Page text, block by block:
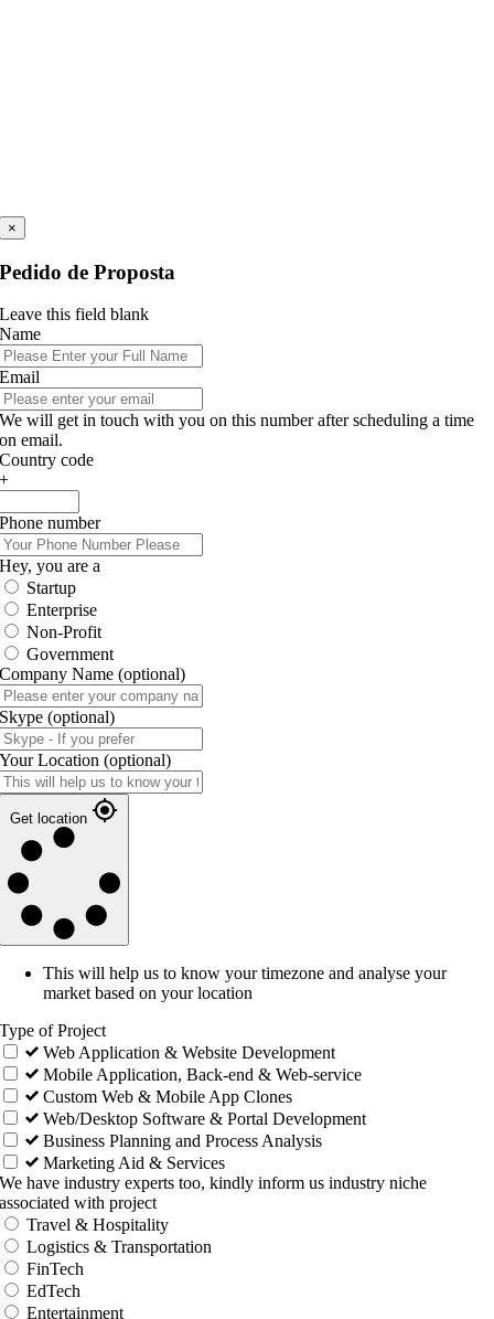
×
Pedido de Proposta
Leave this field blank
Name
Email
We will get in touch with you on this number after scheduling a time
on email.
Country code
+
Phone number
Hey, you are a
Startup
Enterprise
Non-Profit
Government
Company Name (optional)
Skype (optional)
Your Location (optional)
Get location
This will help us to know your timezone and analyse your
market based on your location
Type of Project
Web Application & Website Development
Mobile Application, Back-end & Web-service
Custom Web & Mobile App Clones
Web/Desktop Software & Portal Development
Business Planning and Process Analysis
Marketing Aid & Services
We have industry experts too, kindly inform us industry niche
associated with project
Travel & Hospitality
Logistics & Transportation
FinTech
EdTech
Entertainment